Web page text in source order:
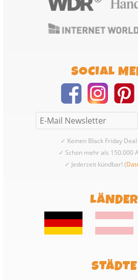
SOCIAL
✓ Keinen Black Friday
✓ Schon mehr als 150.000
✓ Jederzeit kündbar! (
LÄNDER
STÄDTE